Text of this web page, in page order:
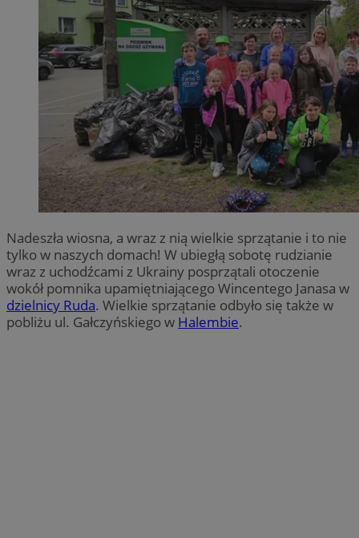
Nadeszła wiosna, a wraz z nią wielkie sprzątanie i to nie
tylko w naszych domach! W ubiegłą sobotę rudzianie
wraz z uchodźcami z Ukrainy posprzątali otoczenie
wokół pomnika upamiętniającego Wincentego Janasa w
dzielnicy Ruda. Wielkie sprzątanie odbyło się także w
pobliżu ul. Gałczyńskiego w Halembie.